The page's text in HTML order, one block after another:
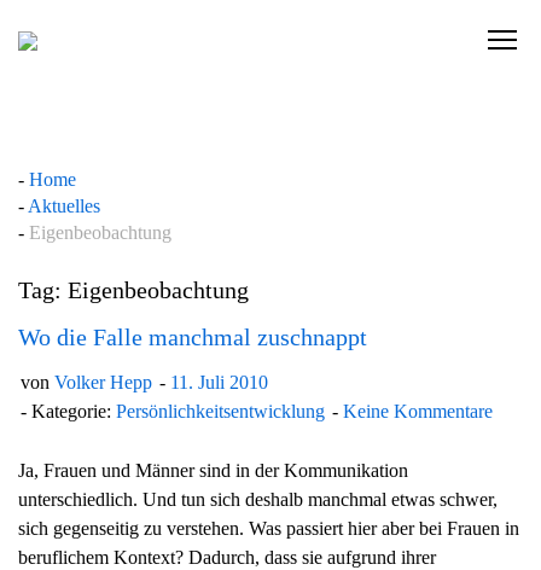
C
v
i
Home
Aktuelles
Eigenbeobachtung
Tag: Eigenbeobachtung
Wo die Falle manchmal zuschnappt
von Volker Hepp
11. Juli 2010
Kategorie: Persönlichkeitsentwicklung Keine Kommentare
Ja, Frauen und Männer sind in der Kommunikation
unterschiedlich. Und tun sich deshalb manchmal etwas schwer,
sich gegenseitig zu verstehen. Was passiert hier aber bei Frauen in
beruflichem Kontext? Dadurch, dass sie aufgrund ihrer